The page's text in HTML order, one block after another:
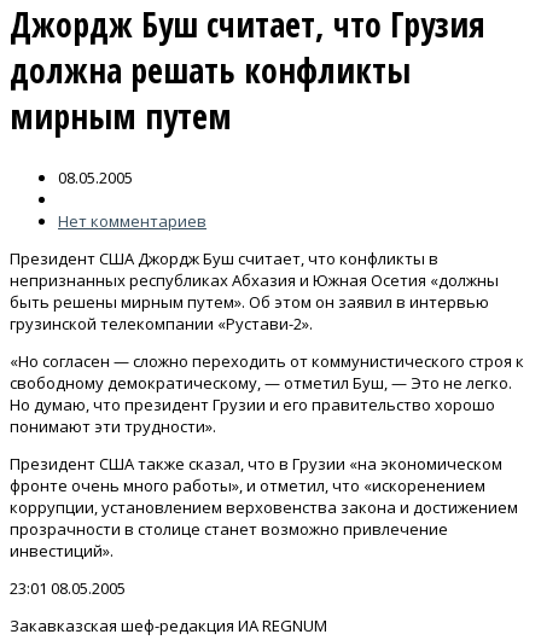
Джордж Буш считает, что Грузия
должна решать конфликты
мирным путем
08.05.2005
Нет комментариев
Президент США Джордж Буш считает, что конфликты в
непризнанных республиках Абхазия и Южная Осетия «должны
быть решены мирным путем». Об этом он заявил в интервью
грузинской телекомпании «Рустави-2».
«Но согласен — сложно переходить от коммунистического строя к
свободному демократическому, — отметил Буш, — Это не легко.
Но думаю, что президент Грузии и его правительство хорошо
понимают эти трудности».
Президент США также сказал, что в Грузии «на экономическом
фронте очень много работы», и отметил, что «искоренением
коррупции, установлением верховенства закона и достижением
прозрачности в столице станет возможно привлечение
инвестиций».
23:01 08.05.2005
Закавказская шеф-редакция ИА REGNUM